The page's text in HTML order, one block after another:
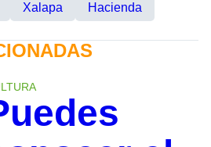
Xalapa Hacienda